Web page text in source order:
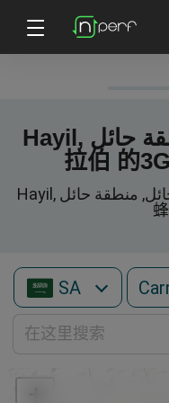
Hayil, حائل, منطقة حائل、沙烏地阿
拉伯 的
Hayil, حائل, منطقة حائل, Minţaqat Ḩā’il, 沙烏地阿拉伯
SA